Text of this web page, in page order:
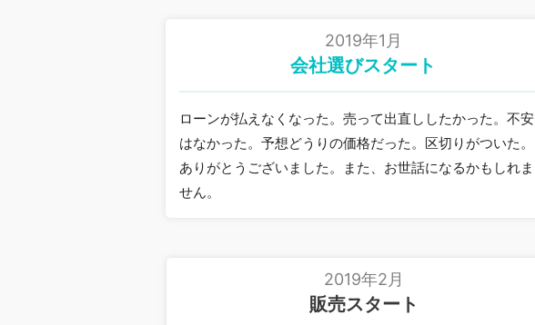
2019年1月
会社選びスタート
ローンが払えなくなった。売って出直ししたかった。不安
はなかった。予想どうりの価格だった。区切りがついた。
ありがとうございました。また、お世話になるかもしれま
せん。
2019年2月
販売スタート